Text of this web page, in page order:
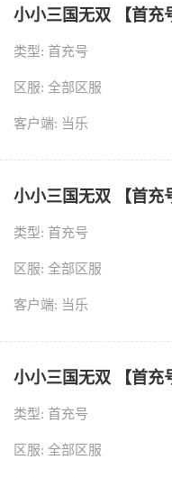
小小三国无双 【首充
类型: 首充号
区服: 全部区服
客户端: 当乐
小小三国无双 【首充
类型: 首充号
区服: 全部区服
客户端: 当乐
小小三国无双 【首充
类型: 首充号
区服: 全部区服